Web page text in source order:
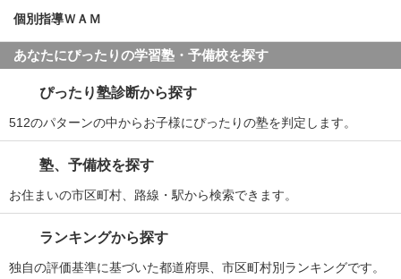
個別指導ＷＡＭ
あなたにぴったりの学習塾・予備校を探す
ぴったり塾診断から探す
512のパターンの中からお子様にぴったりの塾を判定します。
塾、予備校を探す
お住まいの市区町村、路線・駅から検索できます。
ランキングから探す
独自の評価基準に基づいた都道府県、市区町村別ランキングです。